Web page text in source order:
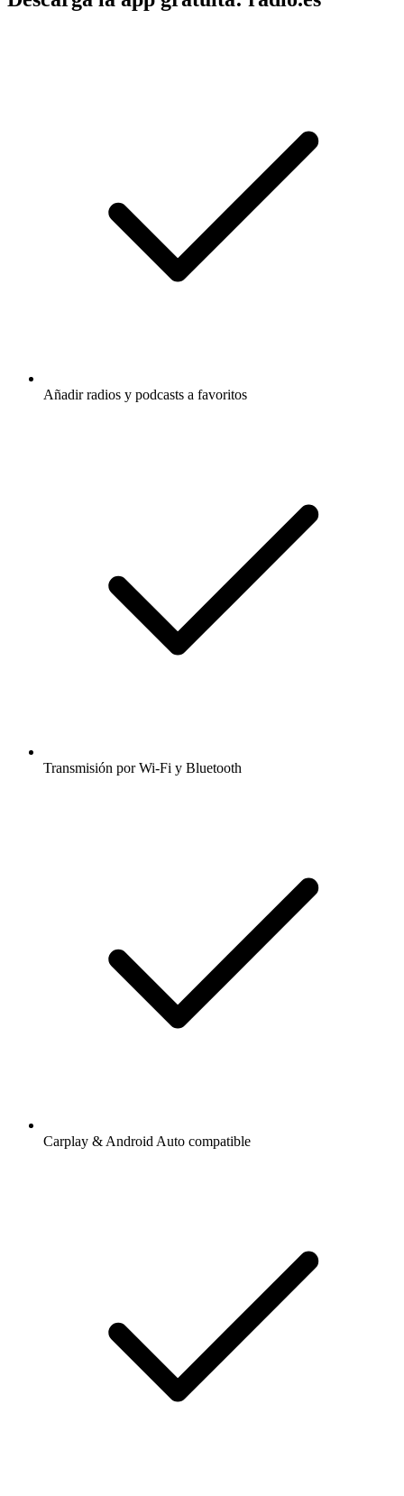
Añadir radios y podcasts a favoritos
Transmisión por Wi-Fi y Bluetooth
Carplay & Android Auto compatible